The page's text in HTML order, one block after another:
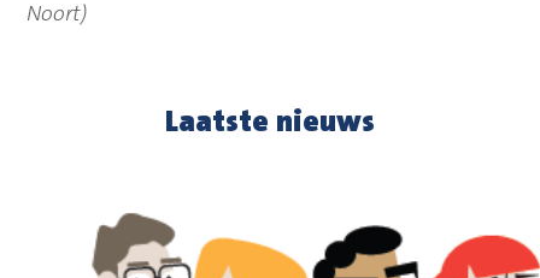
Noort)
Laatste nieuws